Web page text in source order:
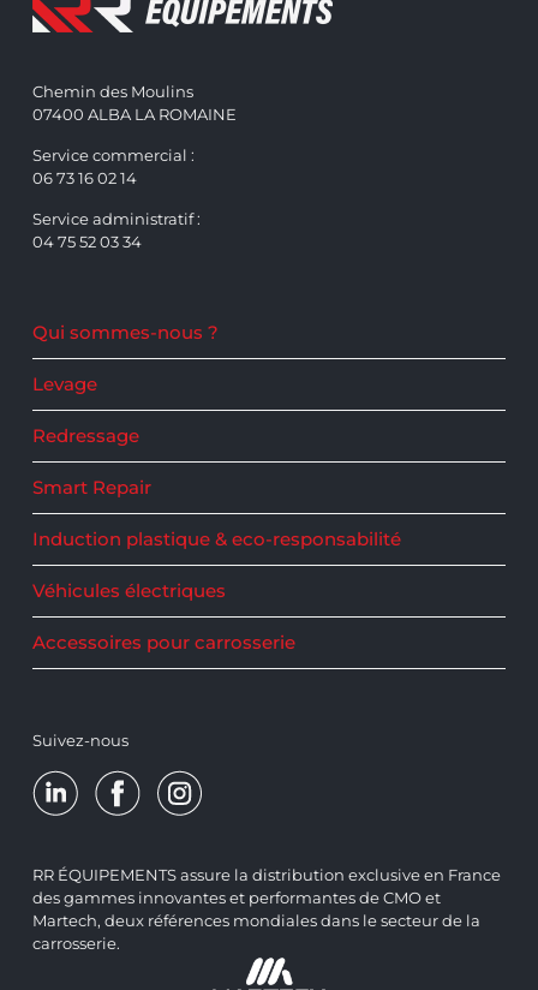
Chemin des Moulins
07400 ALBA LA ROMAINE
Service commercial :
06 73 16 02 14
Service administratif :
04 75 52 03 34
Qui sommes-nous ?
Levage
Redressage
Smart Repair
Induction plastique & eco-responsabilité
Véhicules électriques
Accessoires pour carrosserie
Suivez-nous
RR ÉQUIPEMENTS assure la distribution exclusive en France
des gammes innovantes et performantes de CMO et
Martech, deux références mondiales dans le secteur de la
carrosserie.